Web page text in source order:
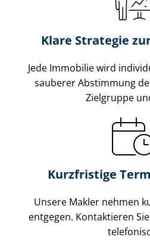
Klare Strategie
Jede Immobilie wird
sauberer Abstimmung
Zielgruppe
Kurzfristige
Unsere Makler nehmen
entgegen. Kontaktieren